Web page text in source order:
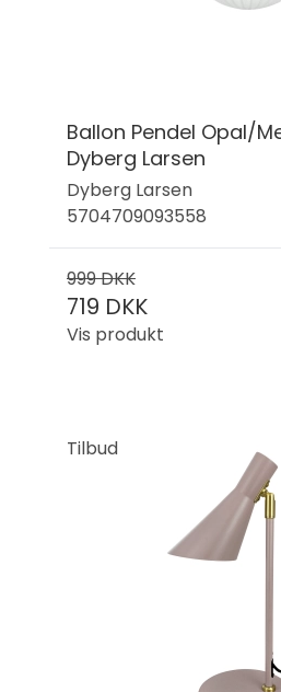
Ballon Pendel Opal/
Dyberg Larsen
Dyberg Larsen
5704709093558
999 DKK
719 DKK
Vis produkt
Tilbud